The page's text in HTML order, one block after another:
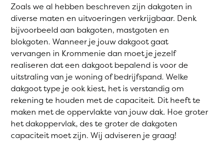
Zoals we al hebben beschreven zijn dakgoten in
diverse maten en uitvoeringen verkrijgbaar. Denk
bijvoorbeeld aan bakgoten, mastgoten en
blokgoten. Wanneer je jouw dakgoot gaat
vervangen in Krommenie dan moet je jezelf
realiseren dat een dakgoot bepalend is voor de
uitstraling van je woning of bedrijfspand. Welke
dakgoot type je ook kiest, het is verstandig om
rekening te houden met de capaciteit. Dit heeft te
maken met de oppervlakte van jouw dak. Hoe groter
het dakoppervlak, des te groter de dakgoten
capaciteit moet zijn. Wij adviseren je graag!